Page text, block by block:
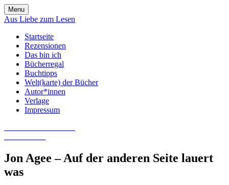
Skip
to
Menu
Aus Liebe zum Lesen
Startseite
Rezensionen
Das bin ich
Bücherregal
Buchtipps
Welt(karte) der Bücher
Autor*innen
Verlage
Impressum
Jon Agee – Auf der anderen Seite lauert
was